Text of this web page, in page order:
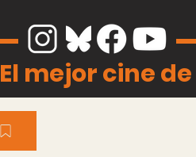
El mejor cine